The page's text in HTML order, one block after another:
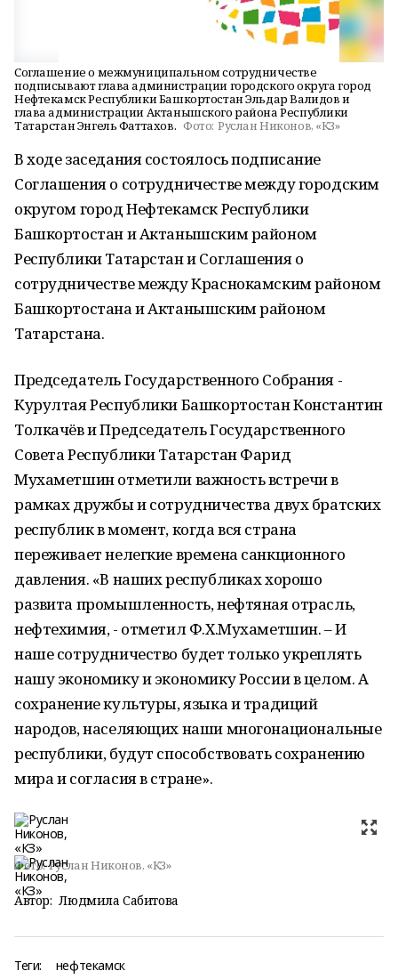
Соглашение о межмуниципальном сотрудничестве
подписывают глава администрации городского округа город
Нефтекамск Республики Башкортостан Эльдар Валидов и
глава администрации Актанышского района Республики
Татарстан Энгель Фаттахов. Фото: Руслан Никонов, «КЗ»
В ходе заседания состоялось подписание
Соглашения о сотрудничестве между городским
округом город Нефтекамск Республики
Башкортостан и Актанышским районом
Республики Татарстан и Соглашения о
сотрудничестве между Краснокамским районом
Башкортостана и Актанышским районом
Татарстана.
Председатель Государственного Собрания -
Курултая Республики Башкортостан Константин
Толкачёв и Председатель Государственного
Совета Республики Татарстан Фарид
Мухаметшин отметили важность встречи в
рамках дружбы и сотрудничества двух братских
республик в момент, когда вся страна
переживает нелегкие времена санкционного
давления. «В наших республиках хорошо
развита промышленность, нефтяная отрасль,
нефтехимия, - отметил Ф.Х.Мухаметшин. – И
наше сотрудничество будет только укреплять
нашу экономику и экономику России в целом. А
сохранение культуры, языка и традиций
народов, населяющих наши многонациональные
республики, будут способствовать сохранению
мира и согласия в стране».
Фото: Руслан Никонов, «КЗ»
Автор: Людмила Сабитова
Теги: нефтекамск